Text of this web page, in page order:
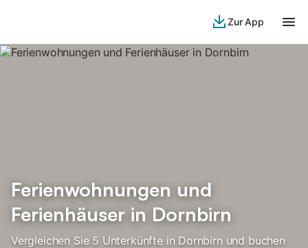
Zur App
Ferienwohnungen und
Ferienhäuser in Dornbirn
Vergleichen Sie 5 Unterkünfte in Dornbirn und buchen